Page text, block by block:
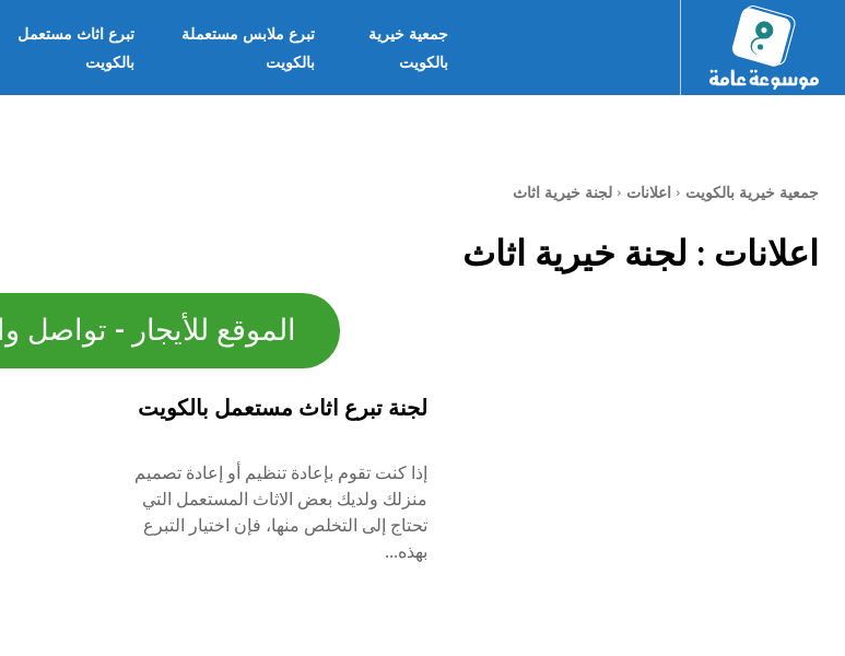
جمعية خيرية
بالكويت
تبرع ملابس مستعملة
بالكويت
تبرع اثاث مستعمل
بالكويت
جمعية خيرية بالكويت اعلانات لجنة خيرية اثاث
اعلانات : لجنة خيرية اثاث
الموقع للأيجار - تواصل
لجنة تبرع اثاث مستعمل بالكويت
إذا كنت تقوم بإعادة تنظيم أو إعادة تصميم
منزلك ولديك بعض الاثاث المستعمل التي
تحتاج إلى التخلص منها، فإن اختيار التبرع
بهذه...